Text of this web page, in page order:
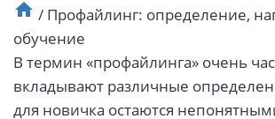
/ Профайлинг: определение,
обучение
В термин «профайлинга» очень
вкладывают различные
для новичка остаются